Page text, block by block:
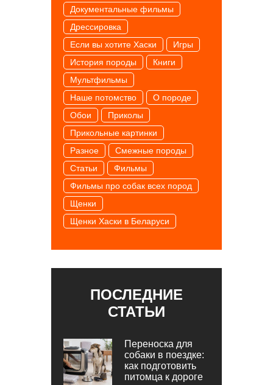
Документальные фильмы
Дрессировка
Если вы хотите Хаски
Игры
История породы
Книги
Мультфильмы
Наше потомство
О породе
Обои
Приколы
Прикольные картинки
Разное
Смежные породы
Статьи
Фильмы
Фильмы про собак всех пород
Щенки
Щенки Хаски в Беларуси
ПОСЛЕДНИЕ
СТАТЬИ
Переноска для
собаки в поездке:
как подготовить
питомца к дороге